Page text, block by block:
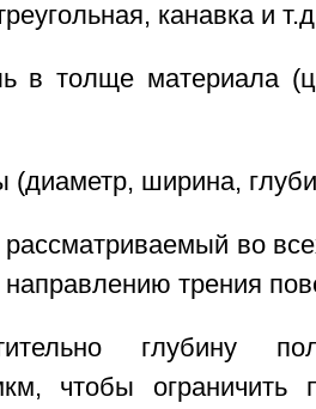
канавка и
в толще материала
(диаметр, ширина,
во
трения
глубину
чтобы ограничить